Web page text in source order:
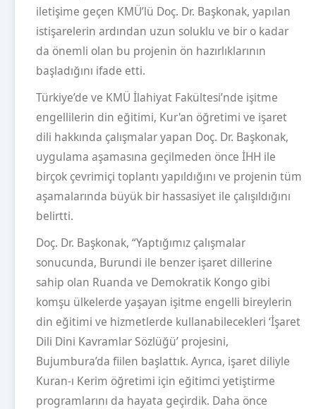
iletişime geçen KMÜ’lü Doç. Dr. Başkonak, yapılan
istişarelerin ardından uzun soluklu ve bir o kadar
da önemli olan bu projenin ön hazırlıklarının
başladığını ifade etti.
Türkiye’de ve KMÜ İlahiyat Fakültesi’nde işitme
engellilerin din eğitimi, Kur'an öğretimi ve işaret
dili hakkında çalışmalar yapan Doç. Dr. Başkonak,
uygulama aşamasına geçilmeden önce İHH ile
birçok çevrimiçi toplantı yapıldığını ve projenin tüm
aşamalarında büyük bir hassasiyet ile çalışıldığını
belirtti.
Doç. Dr. Başkonak, “Yaptığımız çalışmalar
sonucunda, Burundi ile benzer işaret dillerine
sahip olan Ruanda ve Demokratik Kongo gibi
komşu ülkelerde yaşayan işitme engelli bireylerin
din eğitimi ve hizmetlerde kullanabilecekleri ‘İşaret
Dili Dini Kavramlar Sözlüğü’ projesini,
Bujumbura’da fiilen başlattık. Ayrıca, işaret diliyle
Kuran-ı Kerim öğretimi için eğitimci yetiştirme
programlarını da hayata geçirdik. Daha önce